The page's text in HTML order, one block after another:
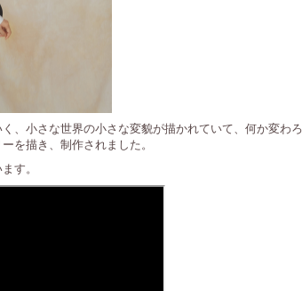
、小さな世界の小さな変貌が描かれていて、何か変わ
を描き、制作されました。
す。